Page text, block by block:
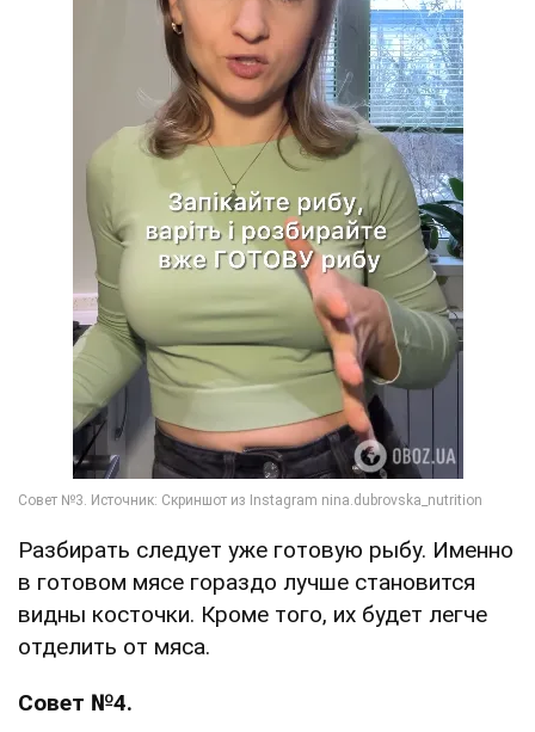
Разбирать следует уже готовую рыбу. Именно
в готовом мясе гораздо лучше становится
видны косточки. Кроме того, их будет легче
отделить от мяса.
Совет №4.